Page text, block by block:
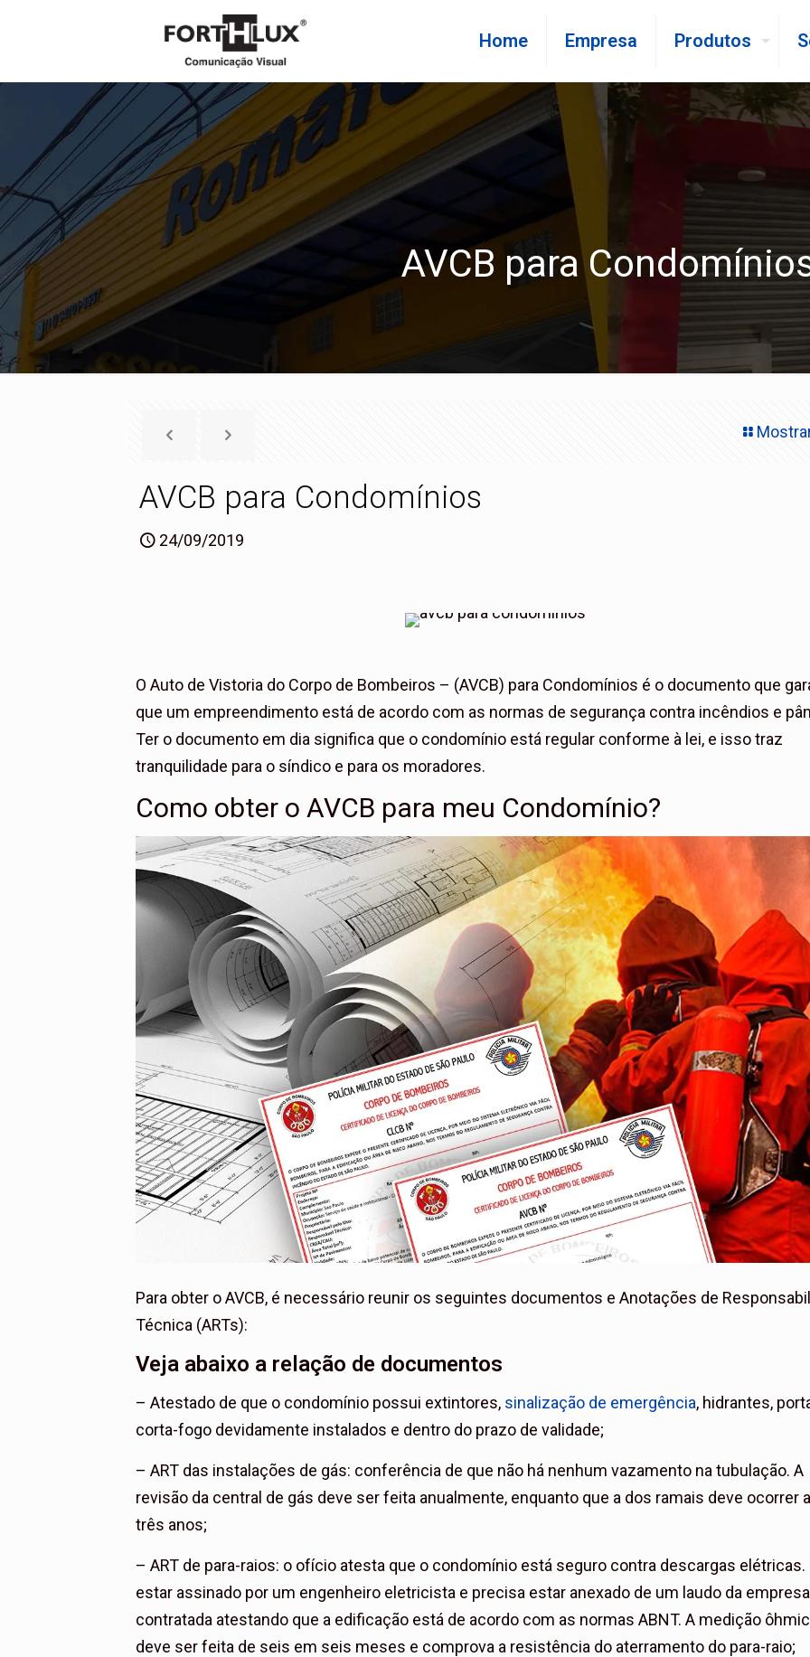
Home Empresa Produtos
AVCB para
AVCB para Condomínios
24/09/2019
O Auto de Vistoria do Corpo de Bombeiros – (AVCB) para Condomínios é o documento que
que um empreendimento está de acordo com as normas de segurança contra incêndios e
Ter o documento em dia significa que o condomínio está regular conforme à lei, e isso traz
tranquilidade para o síndico e para os moradores.
Como obter o AVCB para meu Condomínio?
Para obter o AVCB, é necessário reunir os seguintes documentos e Anotações de
Técnica (ARTs):
Veja abaixo a relação de documentos
– Atestado de que o condomínio possui extintores, sinalização de emergência, hidrantes,
corta-fogo devidamente instalados e dentro do prazo de validade;
– ART das instalações de gás: conferência de que não há nenhum vazamento na tubulação. A
revisão da central de gás deve ser feita anualmente, enquanto que a dos ramais deve ocorrer
três anos;
– ART de para-raios: o ofício atesta que o condomínio está seguro contra descargas elétricas.
estar assinado por um engenheiro eletricista e precisa estar anexado de um laudo da empresa
contratada atestando que a edificação está de acordo com as normas ABNT. A medição
deve ser feita de seis em seis meses e comprova a resistência do aterramento do para-raio;